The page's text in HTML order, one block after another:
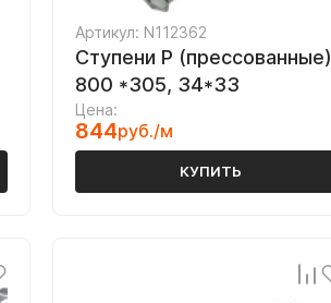
Артикул: N112362
Ступени P (прессованные)
800 *305, 34*33
Цена:
844руб./м
КУПИТЬ